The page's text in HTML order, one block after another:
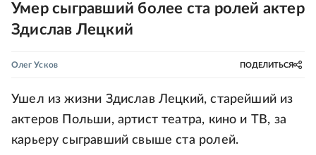
Умер сыгравший более ста ролей актер
Здислав Лецкий
Олег Усков ПОДЕЛИТЬСЯ
Ушел из жизни Здислав Лецкий, старейший из
актеров Польши, артист театра, кино и ТВ, за
карьеру сыгравший свыше ста ролей.